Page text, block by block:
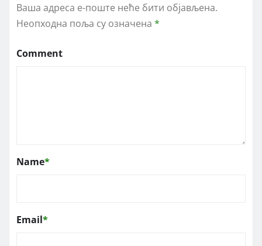
Ваша адреса е-поште неће бити објављена.
Неопходна поља су означена *
Comment
Name*
Email*